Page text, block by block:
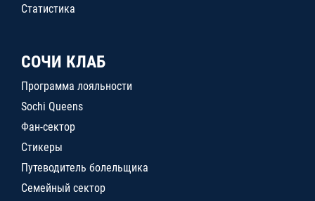
Статистика
СОЧИ КЛАБ
Программа лояльности
Sochi Queens
Фан-сектор
Стикеры
Путеводитель болельщика
Семейный сектор